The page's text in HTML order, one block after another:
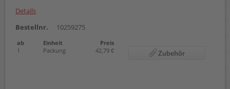
Details
Bestellnr.
10259275
ab Einheit
Preis
1
Packung 42,79 € Zubehör